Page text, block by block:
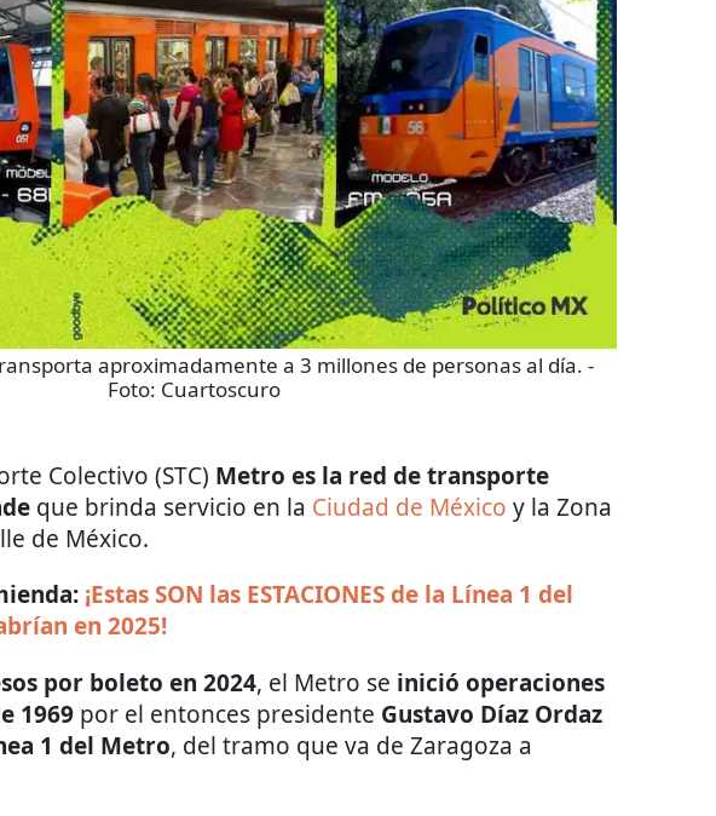
aproximadamente a 3 millones de personas al día. -
Foto: Cuartoscuro
Colectivo (STC) Metro es la red de transporte
que brinda servicio en la Ciudad de México y la Zona
de México.
¡Estas SON las ESTACIONES de la Línea 1 del
en 2025!
por boleto en 2024, el Metro se inició operaciones
1969 por el entonces presidente Gustavo Díaz Ordaz
1 del Metro, del tramo que va de Zaragoza a